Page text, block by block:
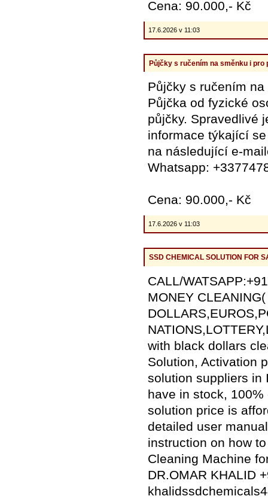
Cena: 90.000,- Kč
17.6.2026 v 11:03
Půjčky s ručením na směnku i pro
Půjčky s ručením
Půjčka od fyzické
půjčky. Spravedlivé
informace týkající
na následující e-
Whatsapp:
Cena: 90.000,- Kč
17.6.2026 v 11:03
SSD CHEMICAL SOLUTION FOR
CALL/
MONEY
with black dollars
Solution, Activation
solution suppliers in
have in stock,
solution price is
detailed user
instruction on how
Cleaning Machine
DR.OMAR KHALID